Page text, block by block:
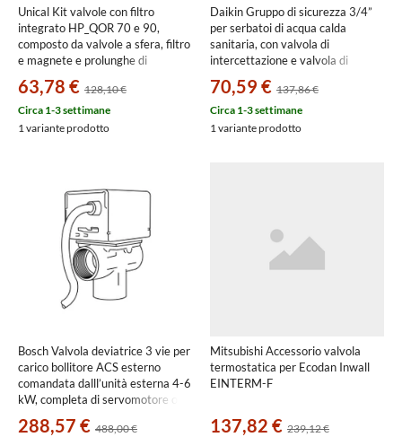
Unical Kit valvole con filtro
integrato HP_QOR 70 e 90,
composto da valvole a sfera, filtro
e magnete e prolunghe di
63,78 € 128,10 €
Circa 1-3 settimane
1 variante prodotto
Daikin Gruppo di sicurezza 3/4”
per serbatoi di acqua calda
sanitaria, con valvola di
intercettazione e valvola di
IT.VALVSICURDN20
70,59 € 137,86 €
Circa 1-3 settimane
1 variante prodotto
Bosch Valvola deviatrice 3 vie per
carico bollitore ACS esterno
comandata dalll’unità esterna 4-6
kW, completa di servomotore on-
288,57 € 488,00 €
Mitsubishi Accessorio valvola
termostatica per Ecodan Inwall
EINTERM-F
137,82 € 239,12 €